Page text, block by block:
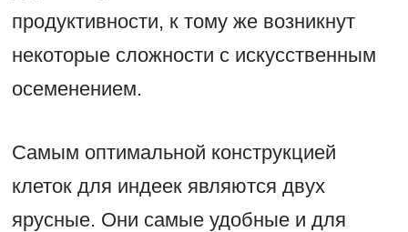
продуктивности, к тому же возникнут
некоторые сложности с искусственным
осеменением.
Самым оптимальной конструкцией
клеток для индеек являются двух
ярусные. Они самые удобные и для